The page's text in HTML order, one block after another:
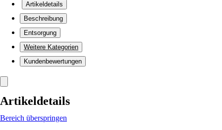
Artikeldetails
Beschreibung
Entsorgung
Weitere Kategorien
Kundenbewertungen
Artikeldetails
Bereich überspringen